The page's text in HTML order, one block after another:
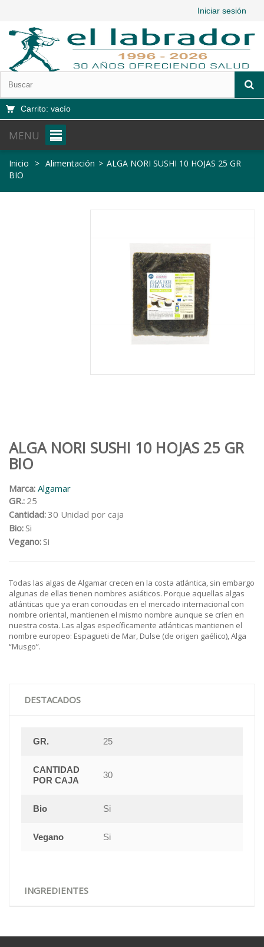
Iniciar sesión
Carrito: vacío
MENU
Inicio > Alimentación > ALGA NORI SUSHI 10 HOJAS 25 GR
BIO
ALGA NORI SUSHI 10 HOJAS 25 GR
BIO
Marca: Algamar
GR.: 25
Cantidad:30 Unidad por caja
Bio:Si
Vegano:Si
Todas las algas de Algamar crecen en la costa atlántica, sin embargo
algunas de ellas tienen nombres asiáticos. Porque aquellas algas
atlánticas que ya eran conocidas en el mercado internacional con
nombre oriental, mantienen el mismo nombre aunque se críen en
nuestra costa. Las algas específicamente atlánticas mantienen el
nombre europeo: Espagueti de Mar, Dulse (de origen gaélico), Alga
“Musgo”.
DESTACADOS
GR. 25
CANTIDAD
POR CAJA
30
Bio Si
Vegano Si
INGREDIENTES